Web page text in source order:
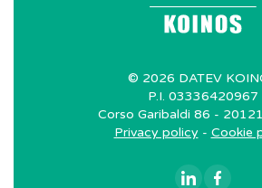
© 2026 DATEV
P.I. 03336420967
Corso Garibaldi 86 -
Privacy policy - Cookie